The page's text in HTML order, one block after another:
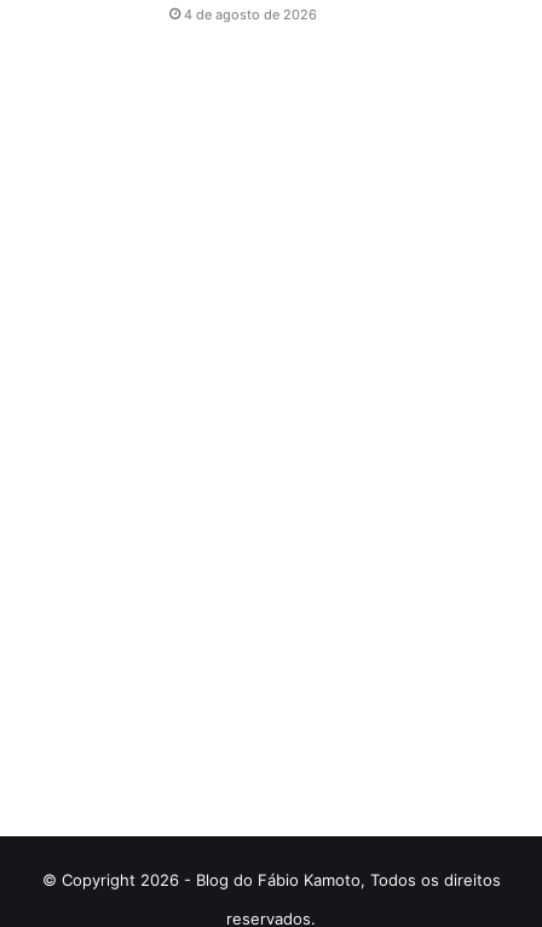
4 de agosto de 2026
© Copyright 2026 - Blog do Fábio Kamoto, Todos os direitos
reservados.